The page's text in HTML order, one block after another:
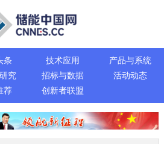
条 技术应用
产品与系统
究 招标与数据
活动动态
荐 创新者联盟